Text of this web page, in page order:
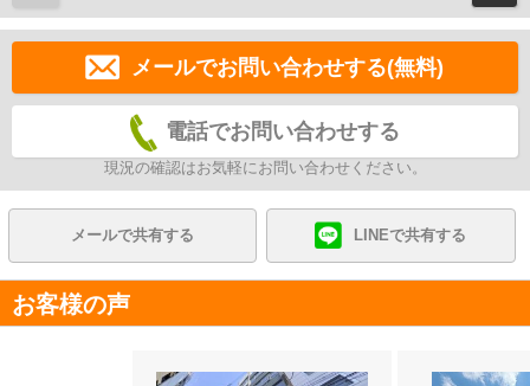
メールでお問い合わせする(無料)
電話でお問い合わせする
現況の確認はお気軽にお問い合わせください。
メールで共有する LINEで共有する
お客様の声